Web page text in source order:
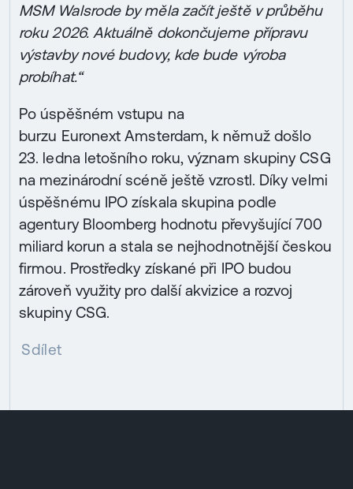
MSM Walsrode by měla začít ještě v průběhu
roku 2026. Aktuálně dokončujeme přípravu
výstavby nové budovy, kde bude výroba
probíhat.“
Po úspěšném vstupu na
burzu Euronext Amsterdam, k němuž došlo
23. ledna letošního roku, význam skupiny CSG
na mezinárodní scéně ještě vzrostl. Díky velmi
úspěšnému IPO získala skupina podle
agentury Bloomberg hodnotu převyšující 700
miliard korun a stala se nejhodnotnější českou
firmou. Prostředky získané při IPO budou
zároveň využity pro další akvizice a rozvoj
skupiny CSG.
Sdílet